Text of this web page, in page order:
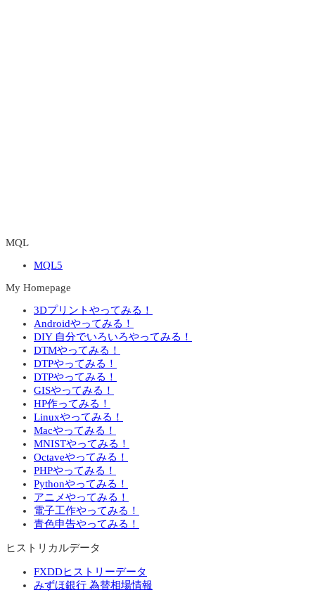
MQL
MQL5
My Homepage
3Dプリントやってみる！
Androidやってみる！
DIY 自分でいろいろやってみる！
DTMやってみる！
DTPやってみる！
DTPやってみる！
GISやってみる！
HP作ってみる！
Linuxやってみる！
Macやってみる！
MNISTやってみる！
Octaveやってみる！
PHPやってみる！
Pythonやってみる！
アニメやってみる！
電子工作やってみる！
青色申告やってみる！
ヒストリカルデータ
FXDDヒストリーデータ
みずほ銀行 為替相場情報